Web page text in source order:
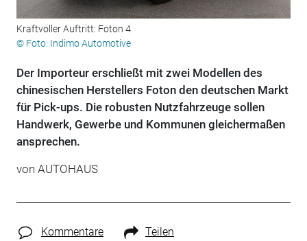
Kraftvoller Auftritt: Foton 4
© Foto: Indimo Automotive
Der Importeur erschließt mit zwei Modellen des
chinesischen Herstellers Foton den deutschen Markt
für Pick-ups. Die robusten Nutzfahrzeuge sollen
Handwerk, Gewerbe und Kommunen gleichermaßen
ansprechen.
von AUTOHAUS
Kommentare Teilen